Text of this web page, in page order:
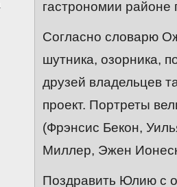
гастрономии районе
Согласно словарю
шутника, озорника,
друзей владельцев
проект. Портреты
(Фрэнсис Бекон,
Миллер, Эжен
Поздравить Юлию с